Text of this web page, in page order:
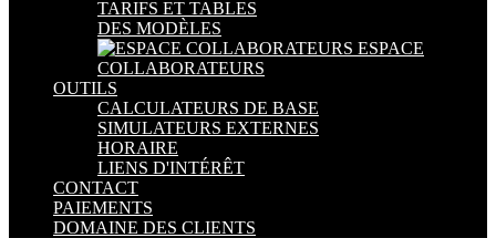
TARIFS ET TABLES
DES MODÈLES
ESPACE
COLLABORATEURS
OUTILS
CALCULATEURS DE BASE
SIMULATEURS EXTERNES
HORAIRE
LIENS D'INTÉRÊT
CONTACT
PAIEMENTS
DOMAINE DES CLIENTS